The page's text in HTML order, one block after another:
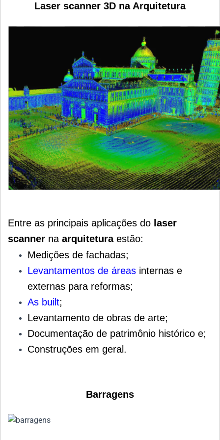
Laser scanner 3D na Arquitetura
Entre as principais aplicações do laser
scanner na arquiteturaestão:
Medições de fachadas;
Levantamentos de áreas internas e
externas para reformas;
As built;
Levantamento de obras de arte;
Documentação de patrimônio histórico e;
Construções em geral.
Barragens